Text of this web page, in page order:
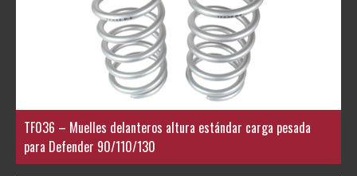
TF036 – Muelles delanteros altura estándar carga pesada
para Defender 90/110/130